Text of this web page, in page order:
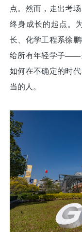
点。然而，走出考
终身成长的起点。
长、化学工程系徐
给所有年轻学子——
如何在不确定的时
当的人。